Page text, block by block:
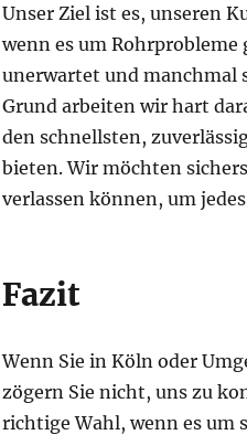
Unser Ziel ist es, unseren
wenn es um Rohrprobleme
unerwartet und manchmal
Grund arbeiten wir hart
den schnellsten,
bieten. Wir möchten
verlassen können, um
Fazit
Wenn Sie in Köln oder
zögern Sie nicht, uns zu
richtige Wahl, wenn es um